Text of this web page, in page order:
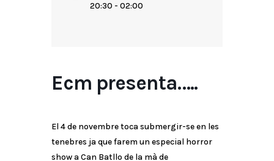
20:30 - 02:00
Ecm presenta…..
El 4 de novembre toca submergir-se en les
tenebres ja que farem un especial horror
show a Can Batllo de la mà de